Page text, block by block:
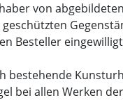
von abgebildeten
Besteller
bestehende
bei allen Werken